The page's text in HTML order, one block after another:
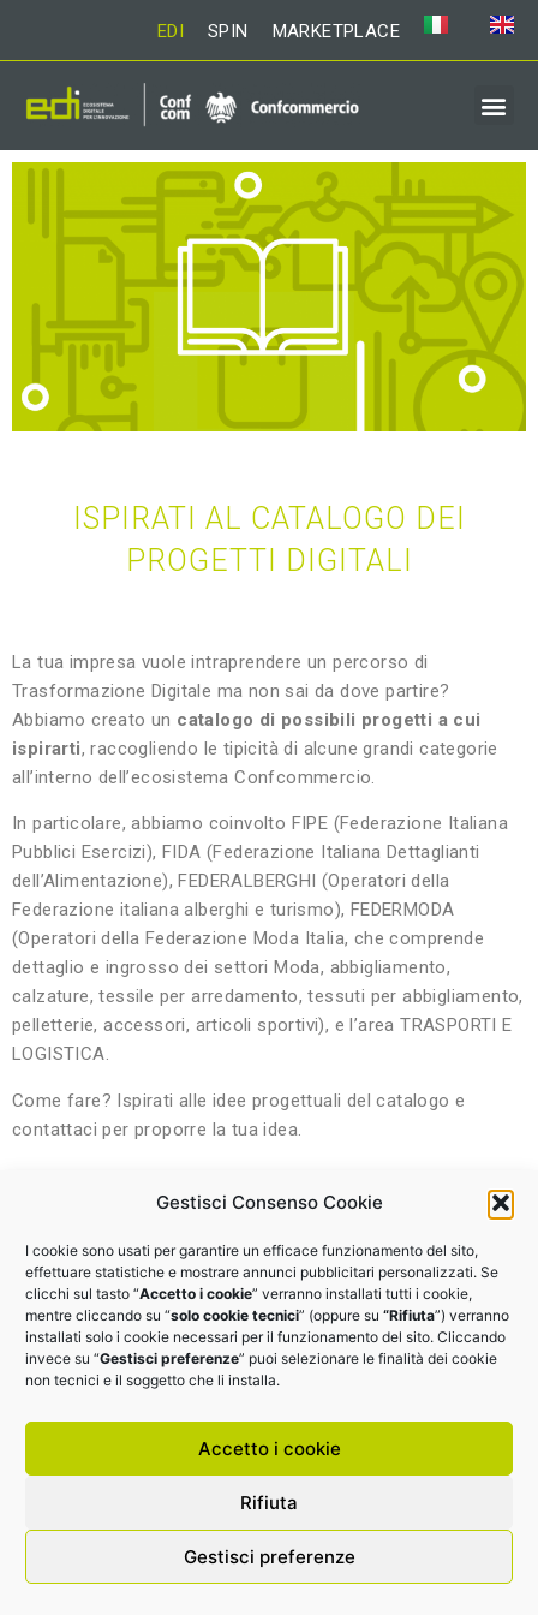
Gestisci Consenso Cookie
I cookie sono usati per garantire un efficace funzionamento del sito,
effettuare statistiche e mostrare annunci pubblicitari personalizzati. Se
clicchi sul tasto “Accetto i cookie” verranno installati tutti i cookie,
mentre cliccando su “solo cookie tecnici” (oppure su “Rifiuta”) verranno
installati solo i cookie necessari per il funzionamento del sito. Cliccando
invece su “Gestisci preferenze” puoi selezionare le finalità dei cookie
non tecnici e il soggetto che li installa.
Accetto i cookie
Rifiuta
Gestisci preferenze
EDI SPIN MARKETPLACE
ISPIRATI AL CATALOGO DEI
PROGETTI DIGITALI
La tua impresa vuole intraprendere un percorso di
Trasformazione Digitale ma non sai da dove partire?
Abbiamo creato un catalogo di possibili progetti a cui
ispirarti, raccogliendo le tipicità di alcune grandi categorie
all’interno dell’ecosistema Confcommercio.
In particolare, abbiamo coinvolto FIPE (Federazione Italiana
Pubblici Esercizi), FIDA (Federazione Italiana Dettaglianti
dell’Alimentazione), FEDERALBERGHI (Operatori della
Federazione italiana alberghi e turismo), FEDERMODA
(Operatori della Federazione Moda Italia, che comprende
dettaglio e ingrosso dei settori Moda, abbigliamento,
calzature, tessile per arredamento, tessuti per abbigliamento,
pelletterie, accessori, articoli sportivi), e l’area TRASPORTI E
LOGISTICA.
Come fare? Ispirati alle idee progettuali del catalogo e
contattaci per proporre la tua idea.
CATALOGO
CONTATTACI
Policy| Farmed byWebidoo